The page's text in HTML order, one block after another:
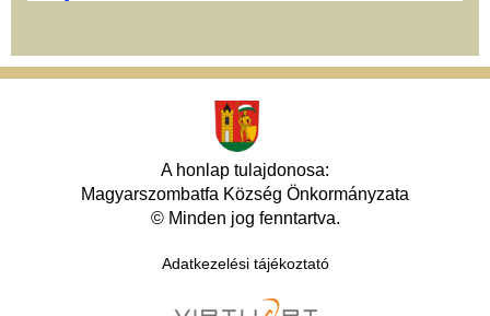
A honlap tulajdonosa:
Magyarszombatfa Község Önkormányzata
© Minden jog fenntartva.
Adatkezelési tájékoztató